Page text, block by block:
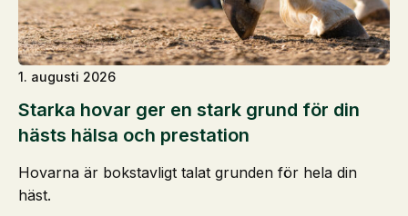
Starka hovar ger en stark grund för din
hästs hälsa och prestation
1. augusti 2026
Hovarna är bokstavligt talat grunden för hela din
häst.